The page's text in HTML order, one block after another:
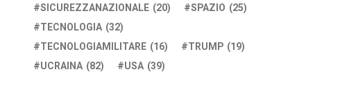
SICUREZZANAZIONALE (20) SPAZIO (25)
TECNOLOGIA (32)
TECNOLOGIAMILITARE (16) TRUMP (19)
UCRAINA (82) USA (39)